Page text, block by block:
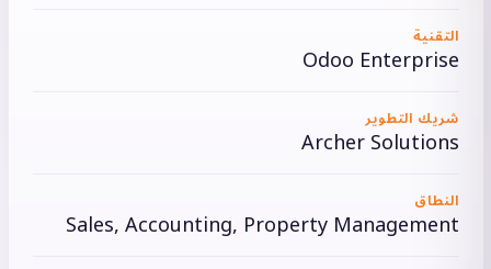
التقنية
Odoo Enterprise
شريك التطوير
Archer Solutions
النطاق
Sales, Accounting, Property Management